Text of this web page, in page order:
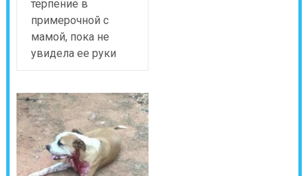
терпение в
примерочной с
мамой, пока не
увидела ее руки